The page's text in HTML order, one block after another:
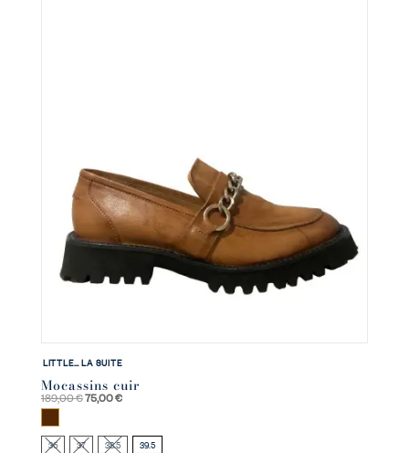
LITTLE… LA SUITE
Mocassins cuir
189,00€Le
était :
189,00 €.
75,00€Le
est :
75,00 €.
Marron
36 37 38.5 39.5